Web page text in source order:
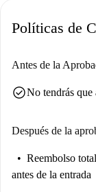
Políticas de
Antes de la
check_circleNo tendrás
Después de la
Reembolso
antes de la entrada